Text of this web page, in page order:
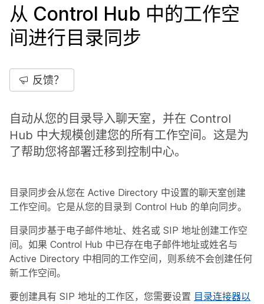
从 Control Hub 中的工作空
间进行目录同步
反馈？
自动从您的目录导入聊天室，并在 Control
Hub 中大规模创建您的所有工作空间。这是为
了帮助您将部署迁移到控制中心。
目录同步会从您在 Active Directory 中设置的聊天室创建
工作空间。它是从您的目录到 Control Hub 的单向同步。
目录同步基于电子邮件地址、姓名或 SIP 地址创建工作空
间。如果 Control Hub 中已存在电子邮件地址或姓名与
Active Directory 中相同的工作空间，则系统不会创建任何
新工作空间。
要创建具有 SIP 地址的工作区，您需要设置 目录连接器以